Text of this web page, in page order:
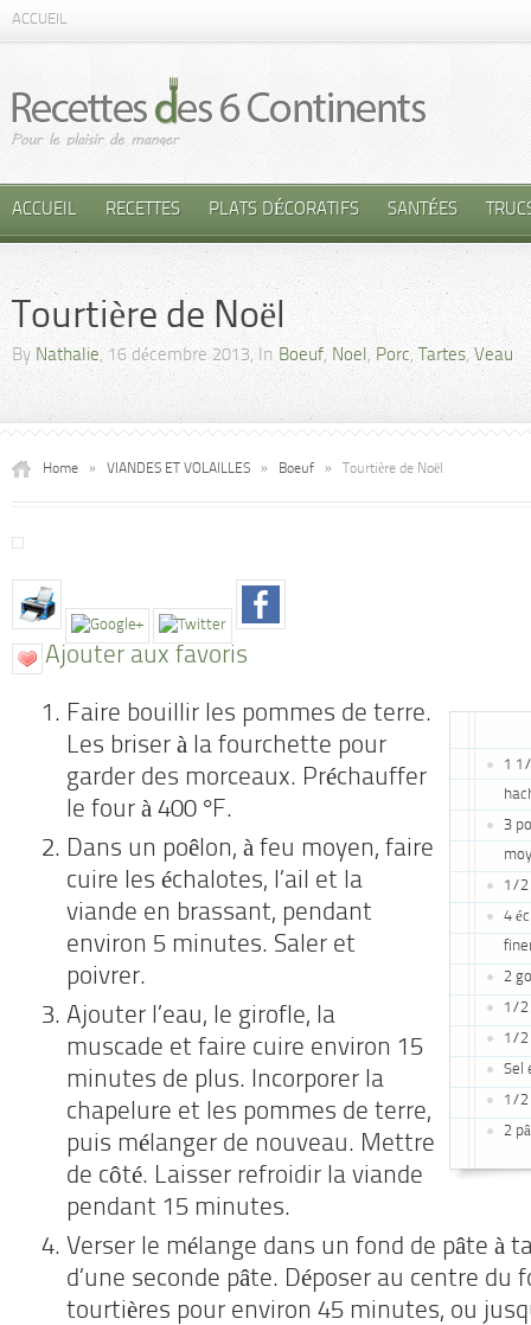
ACCUEIL
ACCUEIL RECETTES PLATS DÉCORATIFS SANTÉES
Tourtière de Noël
By Nathalie, 16 décembre 2013, In Boeuf,Noel,Porc, Tartes, Veau
Home » VIANDES ET VOLAILLES » Boeuf » Tourtière de Noël
Ajouter aux favoris
1
3
1/2
4
2
1/2
1/2
Sel
1/2
2
Faire bouillir les pommes de terre.
Les briser à la fourchette pour
garder des morceaux. Préchauffer
le four à 400 °F.
Dans un poêlon, à feu moyen, faire
cuire les échalotes, l’ail et la
viande en brassant, pendant
environ 5 minutes. Saler et
poivrer.
Ajouter l’eau, le girofle, la
muscade et faire cuire environ 15
minutes de plus. Incorporer la
chapelure et les pommes de terre,
puis mélanger de nouveau. Mettre
de côté. Laisser refroidir la viande
pendant 15 minutes.
Verser le mélange dans un fond de pâte à
d’une seconde pâte. Déposer au centre du
tourtières pour environ 45 minutes, ou